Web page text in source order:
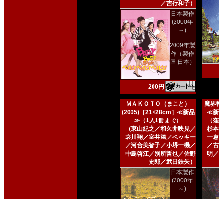
／吉行和子）
日本製作
(2000年
～)
2009年製
作（製作
国 日本）
200円
ＭＡＫＯＴＯ（まこと）
(2005)［21×28cm］≪新品
≫（1人1冊まで）
（東山紀之／和久井映見／
哀川翔／室井滋／ベッキー
／河合美智子／小堺一機／
中島啓江／別所哲也／佐野
史郎／武田鉄矢）
日本製作
(2000年
～)
魔界
≪新
（
杉
一
／
明